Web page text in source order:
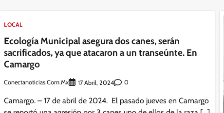
LOCAL
Ecología Municipal asegura dos canes, serán
sacrificados, ya que atacaron a un transeúnte. En
Camargo
Conectanoticias.com.mx 17 Abril, 2024 0
Camargo. – 17 de abril de 2024. El pasado jueves en Camargo